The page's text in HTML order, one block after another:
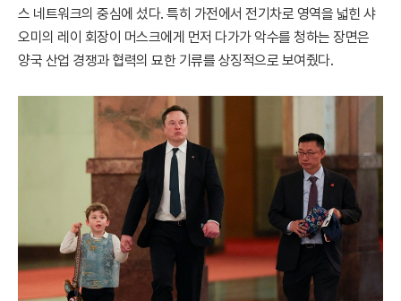
스 네트워크의 중심에 섰다. 특히 가전에서 전기차로 영역을 넓힌 샤
오미의 레이 회장이 머스크에게 먼저 다가가 악수를 청하는 장면은
양국 산업 경쟁과 협력의 묘한 기류를 상징적으로 보여줬다.